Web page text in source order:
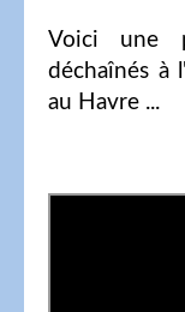
Voici une
déchaînés à
au Havre ...